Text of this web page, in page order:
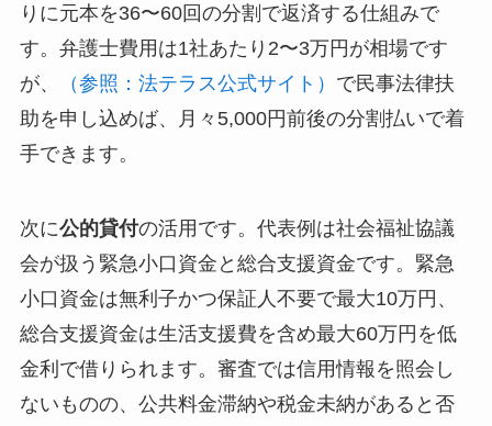
りに元本を36〜60回の分割で返済する仕組みで
す。弁護士費用は1社あたり2〜3万円が相場です
が、
（参照：法テラス公式サイト） で民事法律扶
助を申し込めば、月々5,000円前後の分割払いで着
手できます。
次に公的貸付の活用です。代表例は社会福祉協議
会が扱う緊急小口資金と総合支援資金です。緊急
小口資金は無利子かつ保証人不要で最大10万円、
総合支援資金は生活支援費を含め最大60万円を低
金利で借りられます。審査では信用情報を照会し
ないものの、公共料金滞納や税金未納があると否